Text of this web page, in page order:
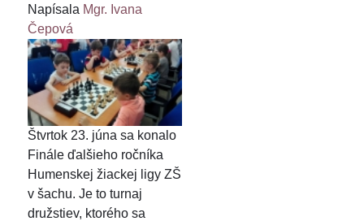
Napísala Mgr. Ivana
Čepová
Štvrtok 23. júna sa konalo
Finále ďalšieho ročníka
Humenskej žiackej ligy ZŠ
v šachu. Je to turnaj
družstiev, ktorého sa